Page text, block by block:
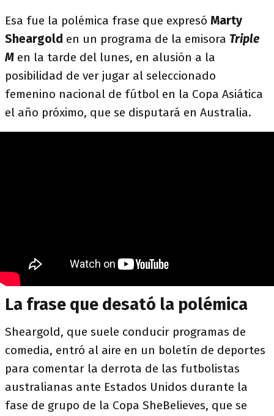
Esa fue la polémica frase que expresó Marty
Sheargold en un programa de la emisora Triple
M en la tarde del lunes, en alusión a la
posibilidad de ver jugar al seleccionado
femenino nacional de fútbol en la Copa Asiática
el año próximo, que se disputará en Australia.
La frase que desató la polémica
Sheargold, que suele conducir programas de
comedia, entró al aire en un boletín de deportes
para comentar la derrota de las futbolistas
australianas ante Estados Unidos durante la
fase de grupo de la Copa SheBelieves, que se